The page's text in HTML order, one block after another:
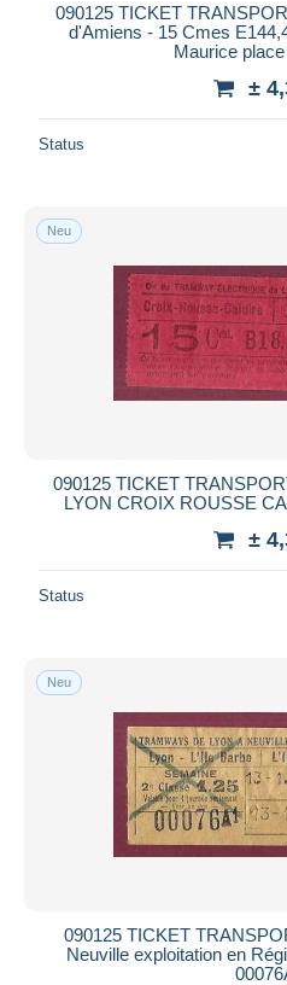
090125 TICKET
d'Amiens - 15 Cmes
Maurice
±
Status
Neu
090125 TICKET
LYON CROIX ROUSSE
±
Status
Neu
090125 TICKET
Neuville exploitation en